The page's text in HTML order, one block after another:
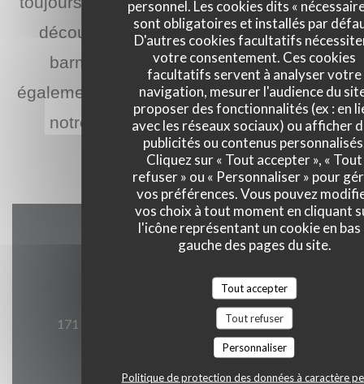
personnel. Les cookies dits «
sont obligatoires et installés par
D'autres cookies facultatifs
votre consentement. Ces cookies
facultatifs servent à analyser votre
navigation, mesurer l'audience du
proposer des fonctionnalités (ex : en
avec les réseaux sociaux) ou afficher
publicités ou contenus
Cliquez sur « Tout accepter », « Tout
refuser » ou « Personnaliser » pour
vos préférences. Vous pouvez
vos choix à tout moment en cliquant
l'icône représentant un cookie en bas
gauche des pages du site.
Tout accepter
Tout refuser
Personnaliser
Politique de protection des données à caractère
découvrez les nombreuses créations de
barmen ou les intemporels classiques.
également de la fête s'accompagne de
notre chef. De nombreux artistes ou
perpétuent la tradition des
Accès/Contact
171 boulevard du Montparnasse 75006 Paris
01 40 51 34 50